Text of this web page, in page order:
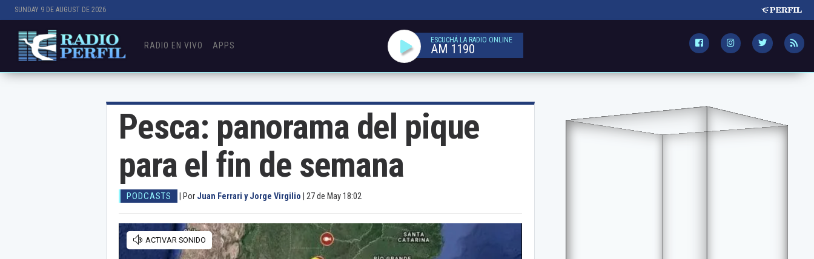
SUNDAY 9 DE AUGUST DE 2026
RADIO EN VIVO APPS
ESCUCHÁ LA RADIO ONLINE
AM 1190
Pesca: panorama del pique
para el fin de semana
PODCASTS Por Juan Ferrari y Jorge Virgilio 27 de May 18:02